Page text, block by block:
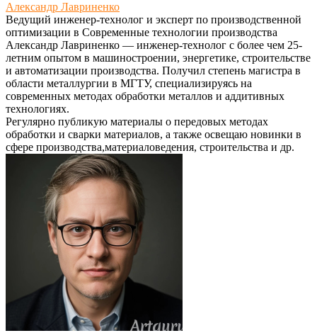
Александр Лавриненко
Ведущий инженер-технолог и эксперт по производственной
оптимизации в Современные технологии производства
Александр Лавриненко — инженер-технолог с более чем 25-
летним опытом в машиностроении, энергетике, строительстве
и автоматизации производства. Получил степень магистра в
области металлургии в МГТУ, специализируясь на
современных методах обработки металлов и аддитивных
технологиях.
Регулярно публикую материалы о передовых методах
обработки и сварки материалов, а также освещаю новинки в
сфере производства,материаловедения, строительства и др.